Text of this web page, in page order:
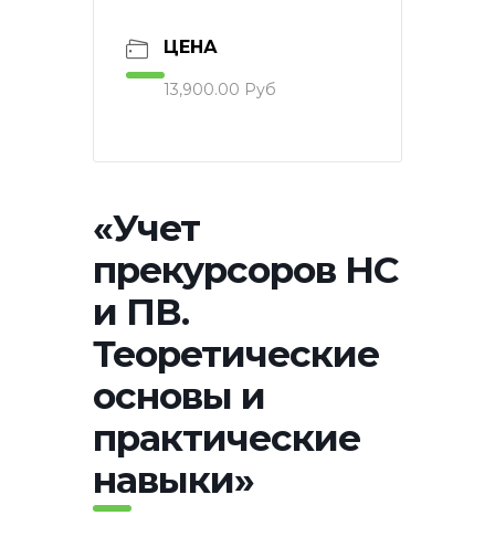
ЦЕНА
13,900.00 Руб
«Учет
прекурсоров НС
и ПВ.
Теоретические
основы и
практические
навыки»